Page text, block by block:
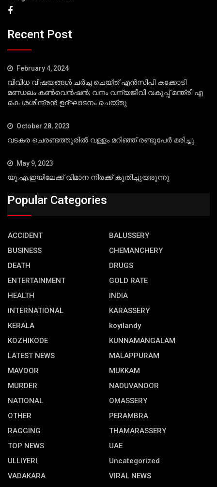
Recent Post
February 4, 2024
വിവിധ വിഷയങ്ങള്‍ ചര്‍ച്ച ചെയ്ത് എന്‍സിപി കക്കോടി
മണ്ഡലം കണ്‍വെന്‍ഷന്‍; വനം വന്യജീവി വകുപ്പ് മന്ത്രി എ
കെ ശശീന്ദ്രന്‍ ഉദ്ഘാടനം ചെയ്തു
October 28, 2023
വടകര ചെരണ്ടത്തൂരില്‍ വള്ളം മറിഞ്ഞ് രണ്ടുപേര്‍ മരിച്ചു.
May 9, 2023
യു.എ.ഇയിലേക്ക് വിമാന നിരക്ക് കുതിച്ചുയരുന്നു
Popular Categories
ACCIDENT
BALUSSERY
BUSINESS
CHEMANCHERY
DEATH
DRUGS
ENTERTAINMENT
GOLD RATE
HEALTH
INDIA
INTERNATIONAL
KARASSERY
KERALA
koyilandy
KOZHIKODE
KUNNAMANGALAM
LATEST NEWS
MALAPPURAM
MAVOOR
MUKKAM
MURDER
NADUVANOOR
NATIONAL
OMASSERY
OTHER
PERAMBRA
RAGGING
THAMARASSERY
TOP NEWS
UAE
ULLIYERI
Uncategorized
VADAKARA
VIRAL NEWS